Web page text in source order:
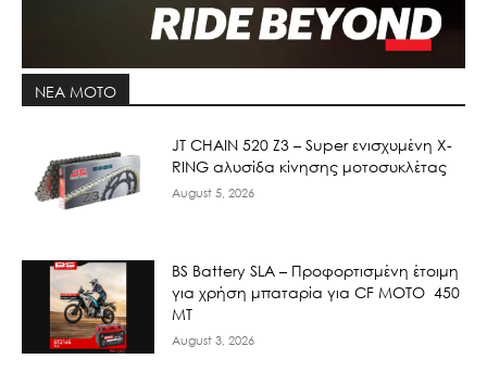
ΝΕΑ MOTO
JT CHAIN 520 Ζ3 – Super ενισχυμένη X-
RING αλυσίδα κίνησης μοτοσυκλέτας
August 5, 2026
BS Battery SLA – Προφορτισμένη έτοιμη
για χρήση μπαταρία για CF MOTO 450
MT
August 3, 2026